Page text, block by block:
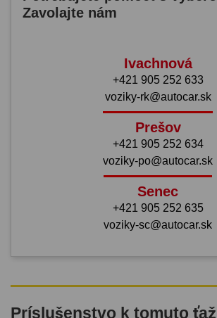
Zavolajte nám
Ivachnová
+421 905 252 633
voziky-rk@autocar.sk
Prešov
+421 905 252 634
voziky-po@autocar.sk
Senec
+421 905 252 635
voziky-sc@autocar.sk
Príslušenstvo k tomuto